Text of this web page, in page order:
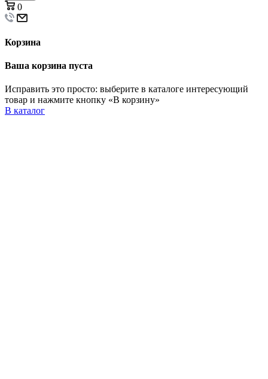
0
Корзина
Ваша корзина пуста
Исправить это просто: выберите в каталоге интересующий
товар и нажмите кнопку «В корзину»
В каталог